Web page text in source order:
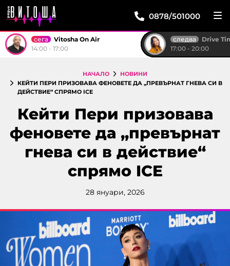
0878/501000
сега
Vitosha On Air
14:00 - 17:00
следва
Drive
17:00 - 20:00
НАЧАЛО
НОВИНИ
КЕЙТИ ПЕРИ ПРИЗОВАВА ФЕНОВЕТЕ ДА „ПРЕВЪРНАТ ГНЕВА СИ В
ДЕЙСТВИE“ СПРЯМО ICE
Кейти Пери призовава
феновете да „превърнат
гнева си в действиe“
спрямо ICE
28 януари, 2026